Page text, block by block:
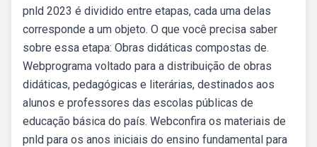
pnld 2023 é dividido entre etapas, cada uma delas
corresponde a um objeto. O que você precisa saber
sobre essa etapa: Obras didáticas compostas de.
Webprograma voltado para a distribuição de obras
didáticas, pedagógicas e literárias, destinados aos
alunos e professores das escolas públicas de
educação básica do país. Webconfira os materiais de
pnld para os anos iniciais do ensino fundamental para